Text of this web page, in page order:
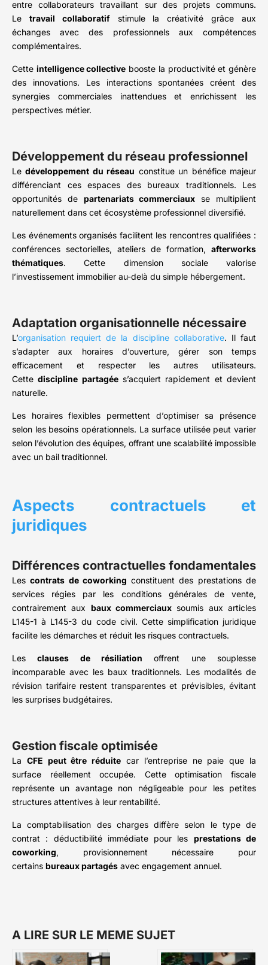
entre collaborateurs travaillant sur des projets communs.
Le travail collaboratifstimule la créativité grâce aux
échanges avec des professionnels aux compétences
complémentaires.
Cette intelligence collective booste la productivité et génère
des innovations. Les interactions spontanées créent des
synergies commerciales inattendues et enrichissent les
perspectives métier.
Développement du réseau professionnel
Ledéveloppement du réseau constitue un bénéfice majeur
différenciant ces espaces des bureaux traditionnels. Les
opportunités de partenariats commerciaux se multiplient
naturellement dans cet écosystème professionnel diversifié.
Les événements organisés facilitent les rencontres qualifiées :
conférences sectorielles, ateliers de formation, afterworks
thématiques. Cette dimension sociale valorise
l’investissement immobilier au-delà du simple hébergement.
Adaptation organisationnelle nécessaire
L’organisation requiert de la discipline collaborative. Il faut
s’adapter aux horaires d’ouverture, gérer son temps
efficacement et respecter les autres utilisateurs.
Cettediscipline partagées’acquiert rapidement et devient
naturelle.
Les horaires flexibles permettent d’optimiser sa présence
selon les besoins opérationnels. La surface utilisée peut varier
selon l’évolution des équipes, offrant une scalabilité impossible
avec un bail traditionnel.
Aspects contractuels et
juridiques
Différences contractuelles fondamentales
Lescontrats de coworking constituent des prestations de
services régies par les conditions générales de vente,
contrairement aux baux commerciaux soumis aux articles
L145-1 à L145-3 du code civil. Cette simplification juridique
facilite les démarches et réduit les risques contractuels.
Lesclauses de résiliation offrent une souplesse
incomparable avec les baux traditionnels. Les modalités de
révision tarifaire restent transparentes et prévisibles, évitant
les surprises budgétaires.
Gestion fiscale optimisée
La CFE peut être réduite car l’entreprise ne paie que la
surface réellement occupée. Cette optimisation fiscale
représente un avantage non négligeable pour les petites
structures attentives à leur rentabilité.
La comptabilisation des charges diffère selon le type de
contrat : déductibilité immédiate pour les prestations de
coworking, provisionnement nécessaire pour
certains bureaux partagés avec engagement annuel.
A LIRE SUR LE MEME SUJET